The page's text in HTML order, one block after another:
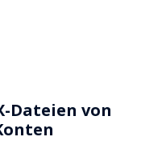
Dateien von